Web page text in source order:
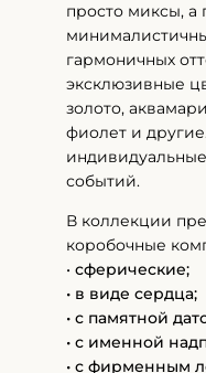
просто миксы, а
гармоничных
эксклюзивные
золото,
фиолет и
событий.
В коллекции
коробочные
• сферические;
• в виде сердца;
• с памятной
• с именной
• с фирменным